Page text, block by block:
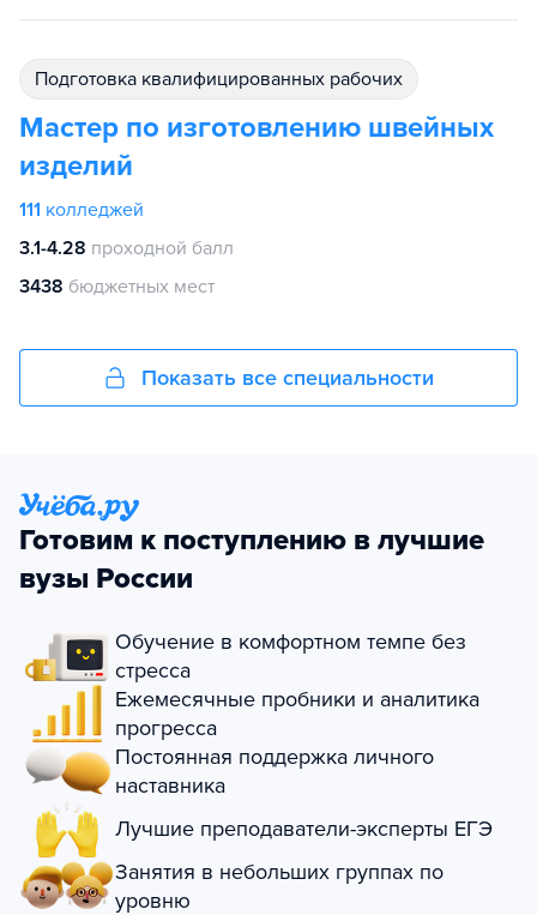
подготовка квалифицированных рабочих
Мастер по изготовлению швейных
изделий
111 колледжей
3.1-4.28 проходной балл
3438 бюджетных мест
Показать все специальности
Готовим к поступлению в лучшие
вузы России
Обучение в комфортном темпе без
стресса
Ежемесячные пробники и аналитика
прогресса
Постоянная поддержка личного
наставника
Лучшие преподаватели-эксперты ЕГЭ
Занятия в небольших группах по
уровню